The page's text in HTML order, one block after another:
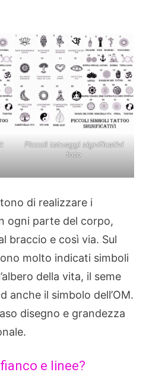
Piccoli tatuaggi significativi
foto
di realizzare i
ogni parte del corpo,
braccio e così via. Sul
molto indicati simboli
della vita, il seme
anche il simbolo dell’OM.
disegno e grandezza
e linee?